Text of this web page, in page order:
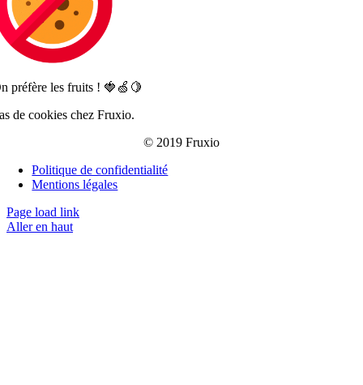
préfère les fruits ! 🍓🍏🍋
de cookies chez Fruxio.
© 2019 Fruxio
Politique de confidentialité
Mentions légales
Page load link
Aller en haut